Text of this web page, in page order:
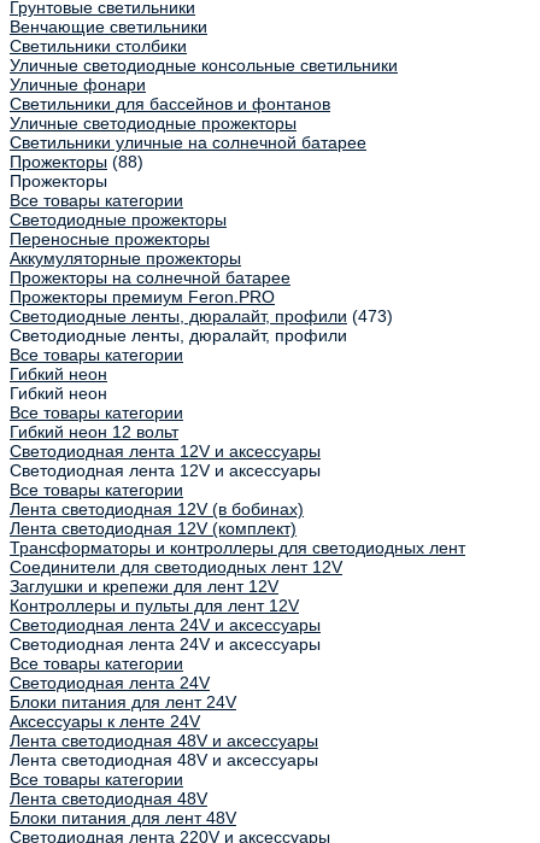
Грунтовые светильники
Венчающие светильники
Светильники столбики
Уличные светодиодные консольные светильники
Уличные фонари
Светильники для бассейнов и фонтанов
Уличные светодиодные прожекторы
Светильники уличные на солнечной батарее
Прожекторы (88)
Прожекторы
Все товары категории
Светодиодные прожекторы
Переносные прожекторы
Аккумуляторные прожекторы
Прожекторы на солнечной батарее
Прожекторы премиум Feron.PRO
Светодиодные ленты, дюралайт, профили (473)
Светодиодные ленты, дюралайт, профили
Все товары категории
Гибкий неон
Гибкий неон
Все товары категории
Гибкий неон 12 вольт
Светодиодная лента 12V и аксессуары
Светодиодная лента 12V и аксессуары
Все товары категории
Лента светодиодная 12V (в бобинах)
Лента светодиодная 12V (комплект)
Трансформаторы и контроллеры для светодиодных лент
Соединители для светодиодных лент 12V
Заглушки и крепежи для лент 12V
Контроллеры и пульты для лент 12V
Светодиодная лента 24V и аксессуары
Светодиодная лента 24V и аксессуары
Все товары категории
Светодиодная лента 24V
Блоки питания для лент 24V
Аксессуары к ленте 24V
Лента светодиодная 48V и аксессуары
Лента светодиодная 48V и аксессуары
Все товары категории
Лента светодиодная 48V
Блоки питания для лент 48V
Светодиодная лента 220V и аксессуары